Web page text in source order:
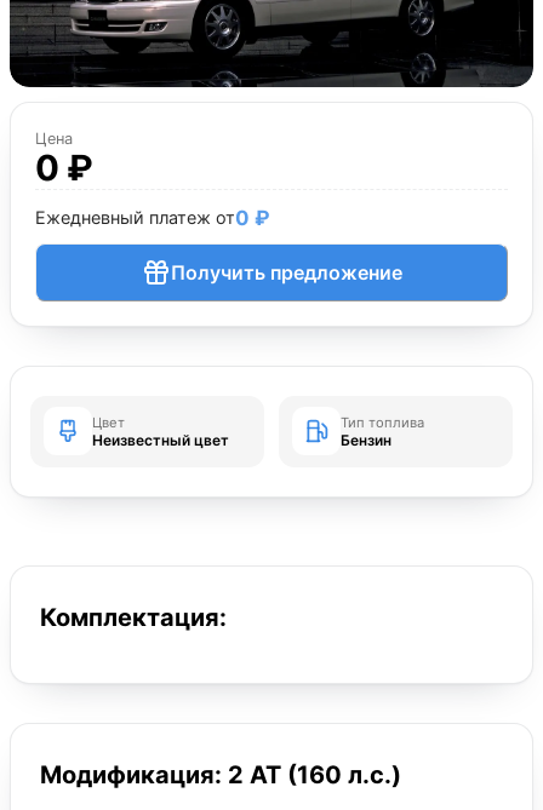
Цена
0 ₽
Ежедневный платеж от0 ₽
Получить предложение
Цвет
Неизвестный цвет
Тип топлива
Бензин
Комплектация:
Модификация: 2 AT (160 л.с.)